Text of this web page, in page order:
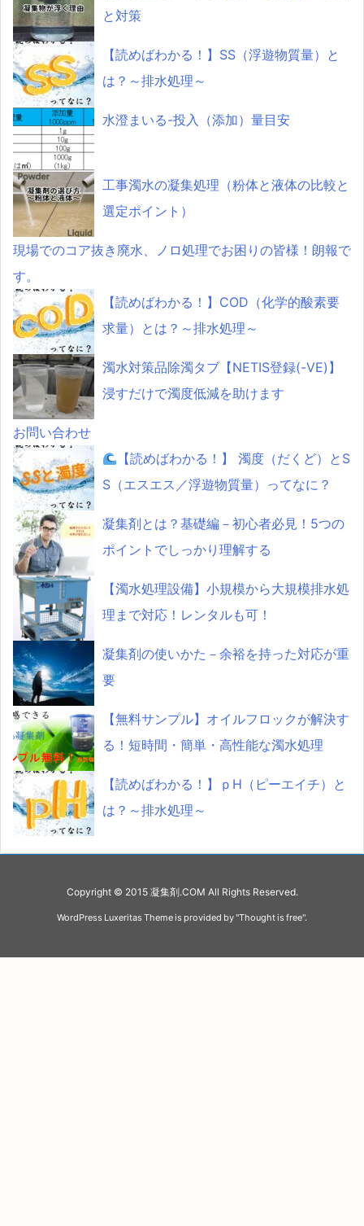
と対策
【読めばわかる！】SS（浮遊物質量）と
は？～排水処理～
水澄まいる-投入（添加）量目安
工事濁水の凝集処理（粉体と液体の比較と
選定ポイント）
現場でのコア抜き廃水、ノロ処理でお困りの皆様！朗報で
す。
【読めばわかる！】COD（化学的酸素要
求量）とは？～排水処理～
濁水対策品除濁タブ【NETIS登録(-VE)】
浸すだけで濁度低減を助けます
お問い合わせ
【読めばわかる！】 濁度（だくど）とS
S（エスエス／浮遊物質量）ってなに？
凝集剤とは？基礎編－初心者必見！5つの
ポイントでしっかり理解する
【濁水処理設備】小規模から大規模排水処
理まで対応！レンタルも可！
凝集剤の使いかた－余裕を持った対応が重
要
【無料サンプル】オイルフロックが解決す
る！短時間・簡単・高性能な濁水処理
【読めばわかる！】ｐH（ピーエイチ）と
は？～排水処理～
Copyright © 2015 凝集剤.COM All Rights Reserved.
WordPress Luxeritas Theme is provided by "Thought is free".